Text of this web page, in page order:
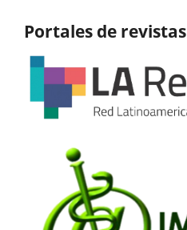
Portales de revistas